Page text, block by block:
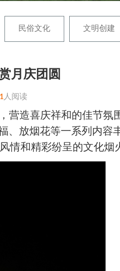
民俗文化 文明创建
月庆团圆
人阅读
营造喜庆祥和的佳节氛
、放烟花等一系列内容
情和精彩纷呈的文化烟